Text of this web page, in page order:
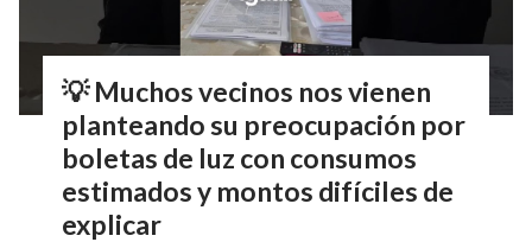
💡 Muchos vecinos nos vienen
planteando su preocupación por
boletas de luz con consumos
estimados y montos difíciles de
explicar